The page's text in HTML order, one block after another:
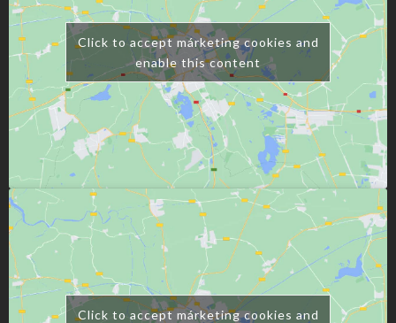
Click to accept márketing cookies and
enable this content
Click to accept márketing cookies and